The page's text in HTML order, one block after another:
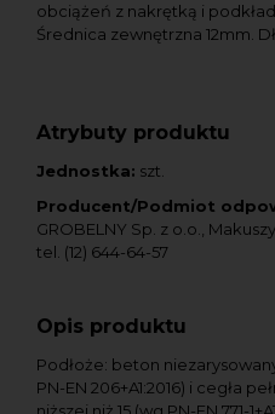
obciążeń z nakrętką i
Średnica zewnętrzna 12mm.
Atrybuty produktu
Jednostka: szt.
Producent/Podmiot
GROBELNY Sp. z o.o.,
tel. (12) 644-64-57
Opis produktu
Podłoże: beton
PN-EN 206+A1:2016) i cegła